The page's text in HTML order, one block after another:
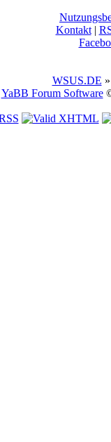
Kontakt|
WSUS.DE
YaBB Forum Software©